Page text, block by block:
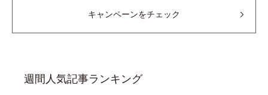
キャンペーンをチェック
週間人気記事ランキング